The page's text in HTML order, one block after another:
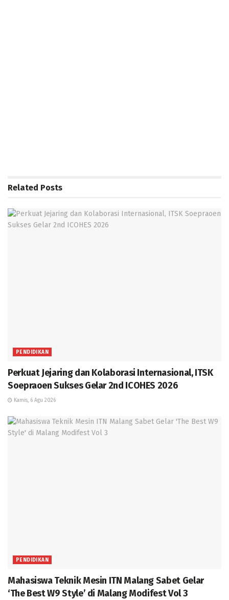
Related Posts
PENDIDIKAN
Perkuat Jejaring dan Kolaborasi Internasional, ITSK
Soepraoen Sukses Gelar 2nd ICOHES 2026
Kamis, 6 Agu 2026
PENDIDIKAN
Mahasiswa Teknik Mesin ITN Malang Sabet Gelar
‘The Best W9 Style’ di Malang Modifest Vol 3